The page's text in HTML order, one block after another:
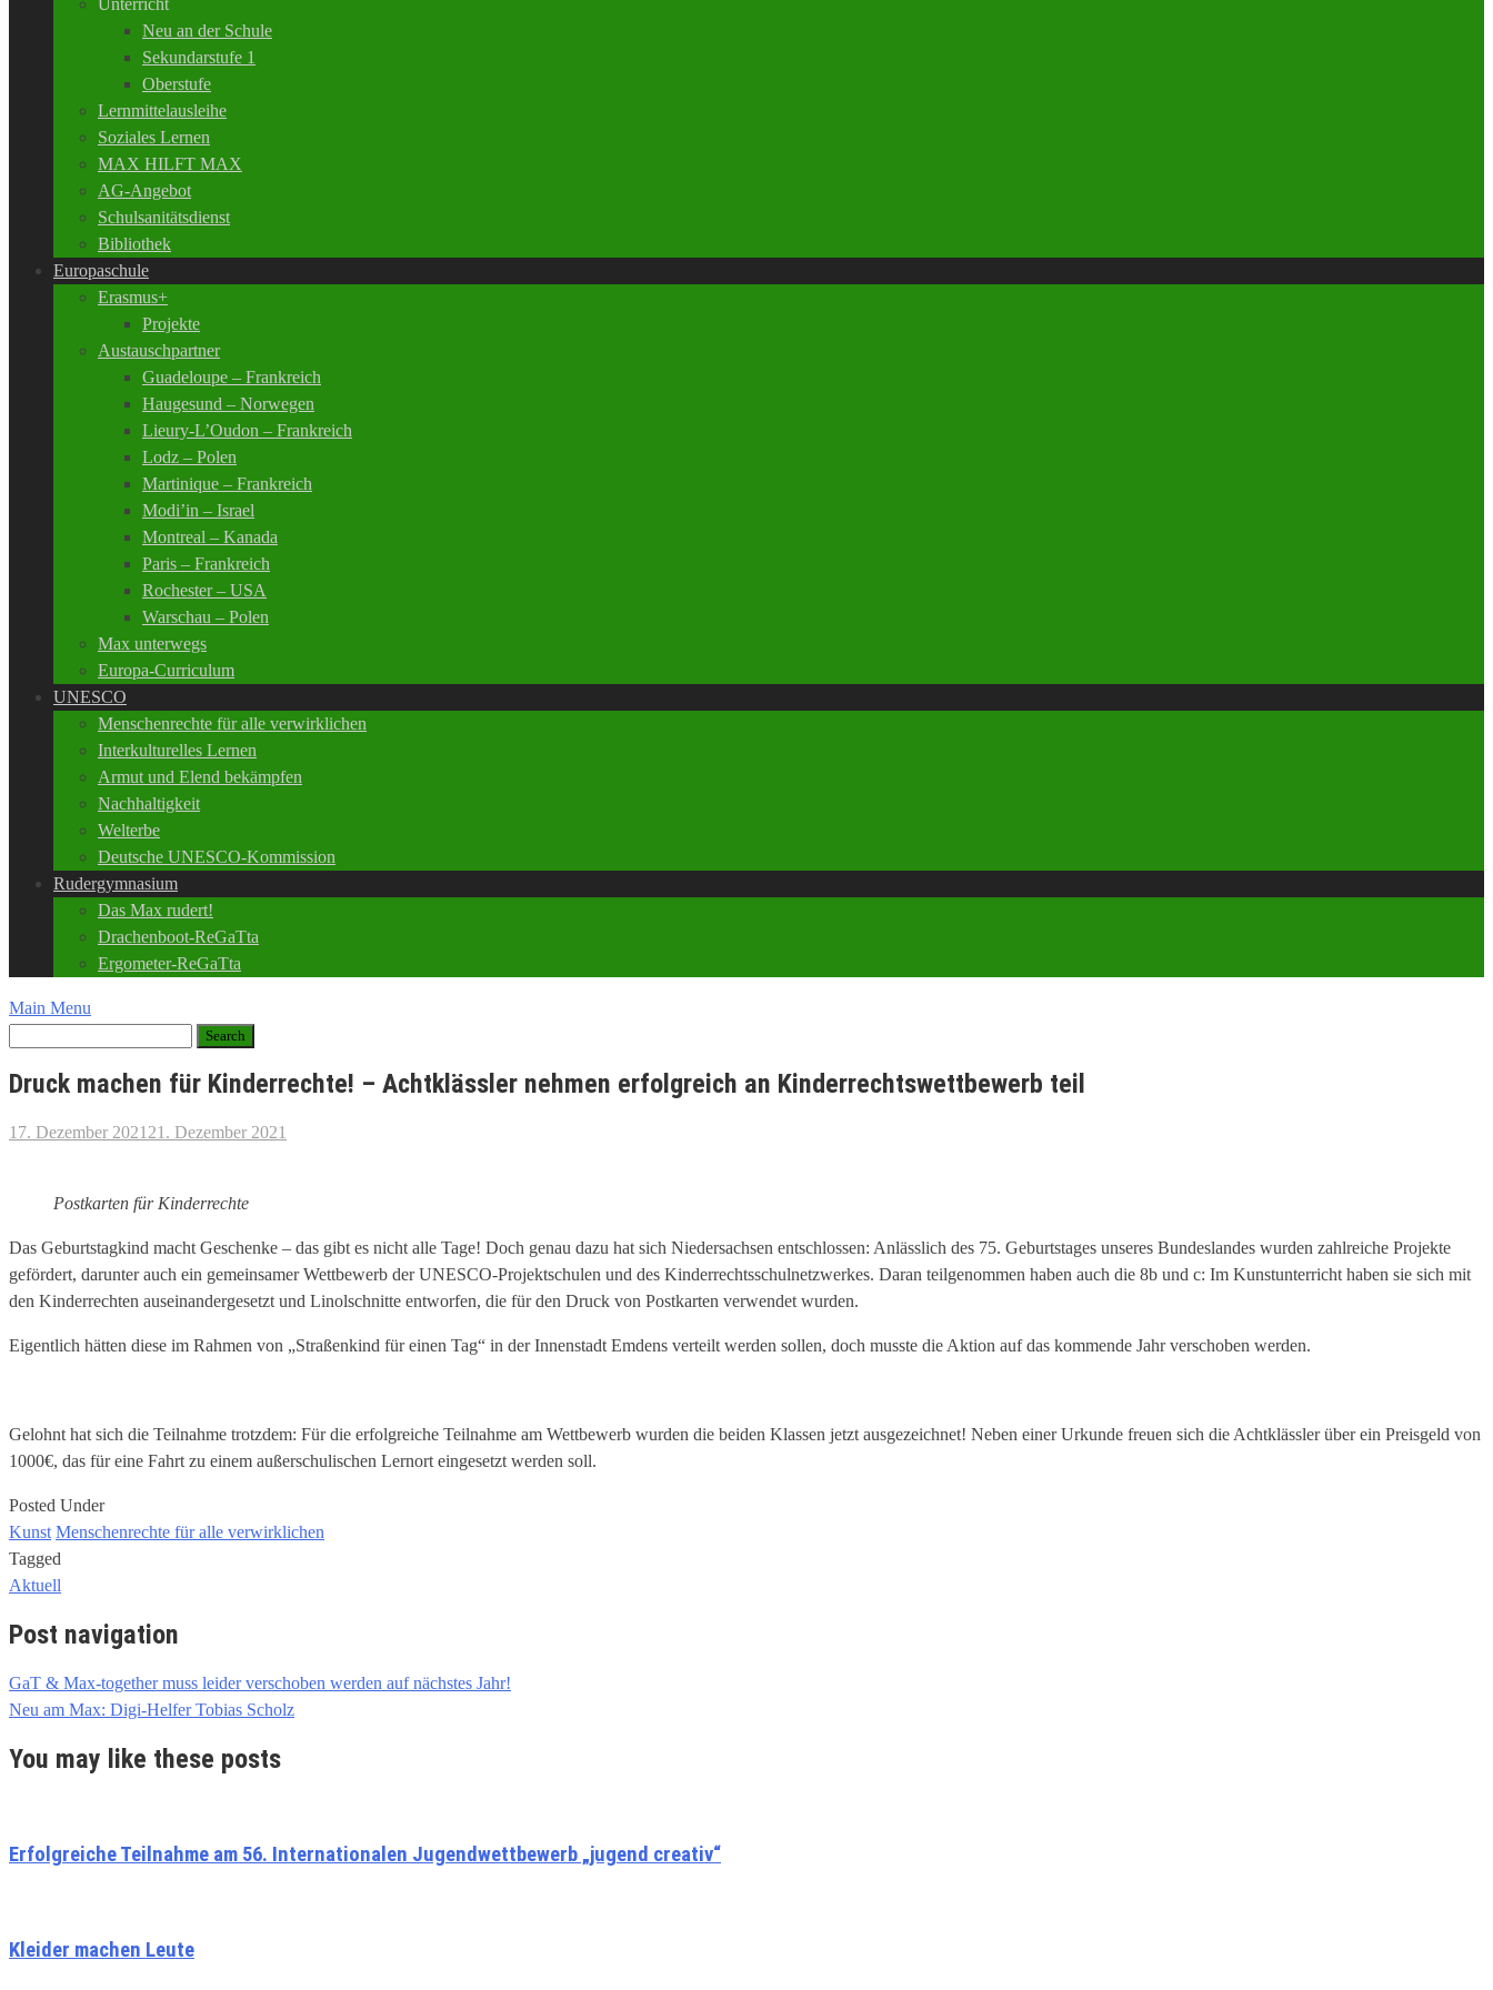
Unterricht
Neu an der Schule
Sekundarstufe 1
Oberstufe
Lernmittelausleihe
Soziales Lernen
MAX HILFT MAX
AG-Angebot
Schulsanitätsdienst
Bibliothek
Europaschule
Erasmus+
Projekte
Austauschpartner
Guadeloupe – Frankreich
Haugesund – Norwegen
Lieury-L’Oudon – Frankreich
Lodz – Polen
Martinique – Frankreich
Modi’in – Israel
Montreal – Kanada
Paris – Frankreich
Rochester – USA
Warschau – Polen
Max unterwegs
Europa-Curriculum
UNESCO
Menschenrechte für alle verwirklichen
Interkulturelles Lernen
Armut und Elend bekämpfen
Nachhaltigkeit
Welterbe
Deutsche UNESCO-Kommission
Rudergymnasium
Das Max rudert!
Drachenboot-ReGaTta
Ergometer-ReGaTta
Main Menu
Druck machen für Kinderrechte! – Achtklässler nehmen erfolgreich an Kinderrechtswettbewerb teil
17. Dezember 2021 21. Dezember 2021
Postkarten für Kinderrechte
Das Geburtstagkind macht Geschenke – das gibt es nicht alle Tage! Doch genau dazu hat sich Niedersachsen entschlossen: Anlässlich des 75. Geburtstages unseres Bundeslandes wurden zahlreiche Projekte
gefördert, darunter auch ein gemeinsamer Wettbewerb der UNESCO-Projektschulen und des Kinderrechtsschulnetzwerkes. Daran teilgenommen haben auch die 8b und c: Im Kunstunterricht haben sie sich mit
den Kinderrechten auseinandergesetzt und Linolschnitte entworfen, die für den Druck von Postkarten verwendet wurden.
Eigentlich hätten diese im Rahmen von „Straßenkind für einen Tag“ in der Innenstadt Emdens verteilt werden sollen, doch musste die Aktion auf das kommende Jahr verschoben werden.
Gelohnt hat sich die Teilnahme trotzdem: Für die erfolgreiche Teilnahme am Wettbewerb wurden die beiden Klassen jetzt ausgezeichnet! Neben einer Urkunde freuen sich die Achtklässler über ein Preisgeld von
1000€, das für eine Fahrt zu einem außerschulischen Lernort eingesetzt werden soll.
Posted Under
Kunst Menschenrechte für alle verwirklichen
Tagged
Aktuell
Post navigation
GaT & Max-together muss leider verschoben werden auf nächstes Jahr!
Neu am Max: Digi-Helfer Tobias Scholz
You may like these posts
Erfolgreiche Teilnahme am 56. Internationalen Jugendwettbewerb „jugend creativ“
Kleider machen Leute